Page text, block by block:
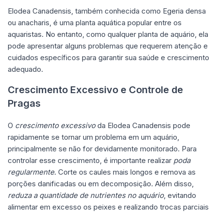
Elodea Canadensis, também conhecida como Egeria densa
ou anacharis, é uma planta aquática popular entre os
aquaristas. No entanto, como qualquer planta de aquário, ela
pode apresentar alguns problemas que requerem atenção e
cuidados específicos para garantir sua saúde e crescimento
adequado.
Crescimento Excessivo e Controle de
Pragas
O crescimento excessivoda Elodea Canadensis pode
rapidamente se tornar um problema em um aquário,
principalmente se não for devidamente monitorado. Para
controlar esse crescimento, é importante realizar poda
regularmente. Corte os caules mais longos e remova as
porções danificadas ou em decomposição. Além disso,
reduza a quantidade de nutrientes no aquário, evitando
alimentar em excesso os peixes e realizando trocas parciais